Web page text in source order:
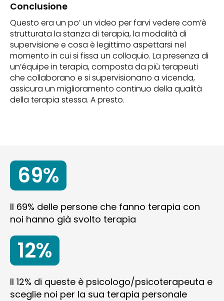
Conclusione
Questo era un po’ un video per farvi vedere com’è
strutturata la stanza di terapia, la modalità di
supervisione e cosa è legittimo aspettarsi nel
momento in cui si fissa un colloquio. La presenza di
un’équipe in terapia, composta da più terapeuti
che collaborano e si supervisionano a vicenda,
assicura un miglioramento continuo della qualità
della terapia stessa. A presto.
69%
Il 69% delle persone che fanno terapia con
noi hanno già svolto terapia
12%
Il 12% di queste è psicologo/psicoterapeuta e
sceglie noi per la sua terapia personale